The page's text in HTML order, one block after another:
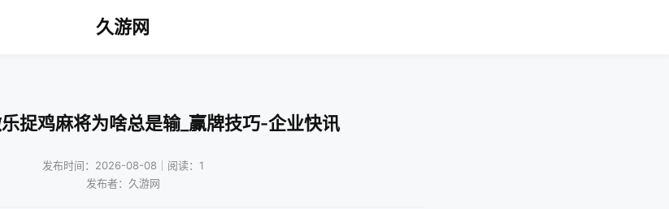
久游网
捉鸡麻将为啥总是输_赢牌技巧-企业快讯
发布时间：2026-08-08｜阅读：1
发布者：久游网